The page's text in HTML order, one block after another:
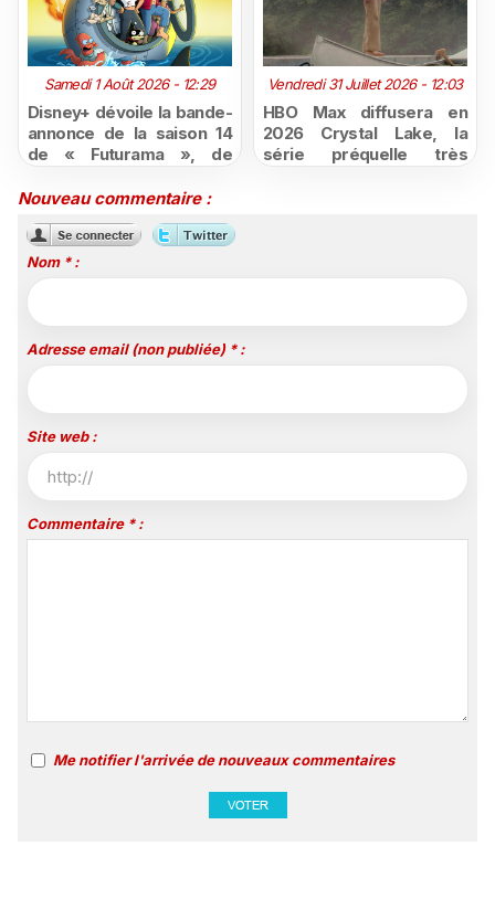
Samedi 1 Août 2026 - 12:29
Disney+ dévoile la bande-
annonce de la saison 14
de « Futurama », de
Vendredi 31 Juillet 2026 - 12:03
HBO Max diffusera en
2026 Crystal Lake, la
série préquelle très
Nouveau commentaire :
Nom * :
Adresse email (non publiée) * :
Site web :
Commentaire * :
Me notifier l'arrivée de nouveaux commentaires